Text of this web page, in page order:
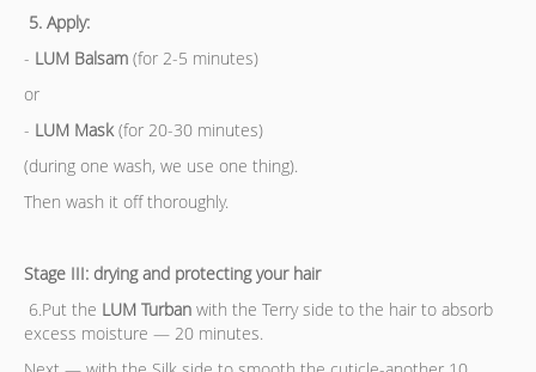
5. Apply:
- LUM Balsam (for 2-5 minutes)
or
- LUM Mask(for 20-30 minutes)
(during one wash, we use one thing).
Then wash it off thoroughly.
Stage III: drying and protecting your hair
6.Put the LUM Turban with the Terry side to the hair to absorb
excess moisture — 20 minutes.